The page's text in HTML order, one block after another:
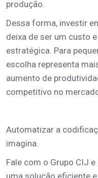
produção.
Dessa forma, investir
deixa de ser um custo
estratégica. Para
escolha representa
aumento de
competitivo no
Automatizar a
imagina.
Fale com o Grupo CIJ
uma solução eficiente